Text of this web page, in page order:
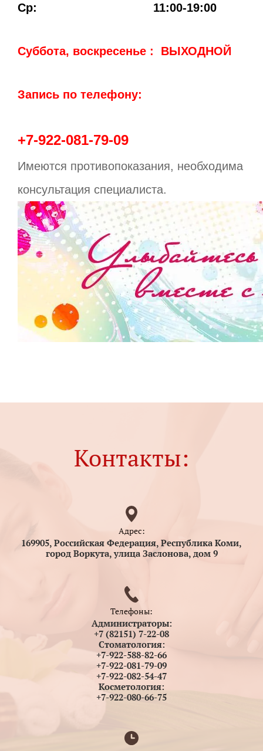
Ср: 11:00-19:00
Суббота, воскресенье : ВЫХОДНОЙ
Запись по телефону:
+7-922-081-79-09
Имеются противопоказания, необходима
консультация специалиста.
Контакты:
Адрес:
169905, Российская Федерация, Республика Коми,
город Воркута, улица Заслонова, дом 9
Телефоны:
Администраторы:
+7 (82151) 7-22-08
Стоматология:
+7-922-588-82-66
+7-922-081-79-09
+7-922-082-54-47
Косметология:
+7-922-080-66-75